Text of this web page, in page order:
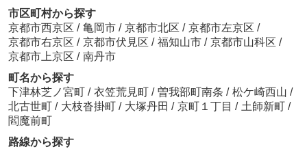
市区町村から探す
京都市西京区 / 亀岡市 / 京都市北区 / 京都市左京区 /
京都市右京区 / 京都市伏見区 / 福知山市 / 京都市山科区 /
京都市上京区 / 南丹市
町名から探す
下津林芝ノ宮町 / 衣笠荒見町 / 曽我部町南条 / 松ケ崎西山 /
北古世町 / 大枝沓掛町 / 大塚丹田 / 京町１丁目 / 土師新町 /
閻魔前町
路線から探す